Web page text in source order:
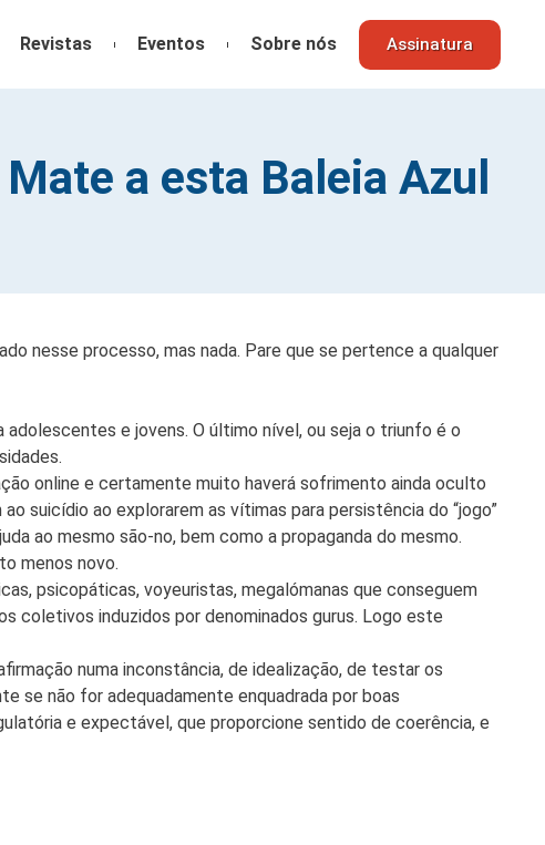
Revistas Eventos Sobre nós Assinatura
a esta Baleia Azul
nesse processo, mas nada. Pare que se pertence a qualquer
e jovens. O último nível, ou seja o triunfo é o
online e certamente muito haverá sofrimento ainda oculto
suicídio ao explorarem as vítimas para persistência do “jogo”
ao mesmo são-no, bem como a propaganda do mesmo.
menos novo.
psicopáticas, voyeuristas, megalómanas que conseguem
coletivos induzidos por denominados gurus. Logo este
numa inconstância, de idealização, de testar os
se não for adequadamente enquadrada por boas
e expectável, que proporcione sentido de coerência, e